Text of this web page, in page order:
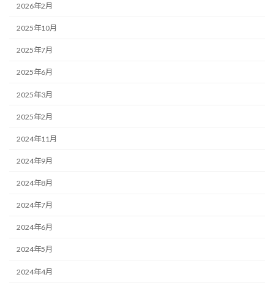
2026年2月
2025年10月
2025年7月
2025年6月
2025年3月
2025年2月
2024年11月
2024年9月
2024年8月
2024年7月
2024年6月
2024年5月
2024年4月